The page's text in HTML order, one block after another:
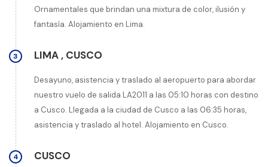
Ornamentales que brindan una mixtura de color, ilusión y
fantasía. Alojamiento en Lima.
3 LIMA , CUSCO
Desayuno, asistencia y traslado al aeropuerto para abordar
nuestro vuelo de salida LA2011 a las 05:10 horas con destino
a Cusco. Llegada a la ciudad de Cusco a las 06:35 horas,
asistencia y traslado al hotel. Alojamiento en Cusco.
4 CUSCO